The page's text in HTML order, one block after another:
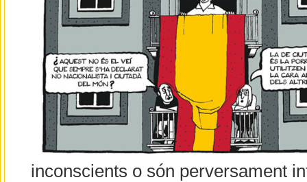
inconscients o són perversament